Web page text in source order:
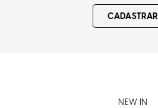
CADASTRAR
NEW IN